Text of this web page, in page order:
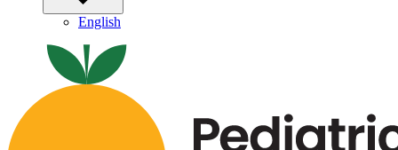
English